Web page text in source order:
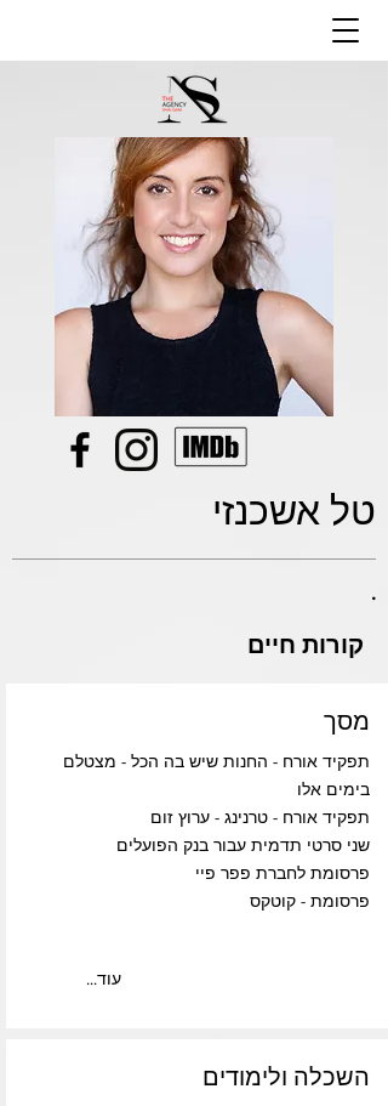
טל אשכנזי
.
קורות חיים
מסך
תפקיד אורח - החנות שיש בה הכל - מצטלם
בימים אלו
תפקיד אורח - טרנינג - ערוץ זום
שני סרטי תדמית עבור בנק הפועלים
פרסומת לחברת פפר פיי
פרסומת - קוטקס
...עוד
השכלה ולימודים